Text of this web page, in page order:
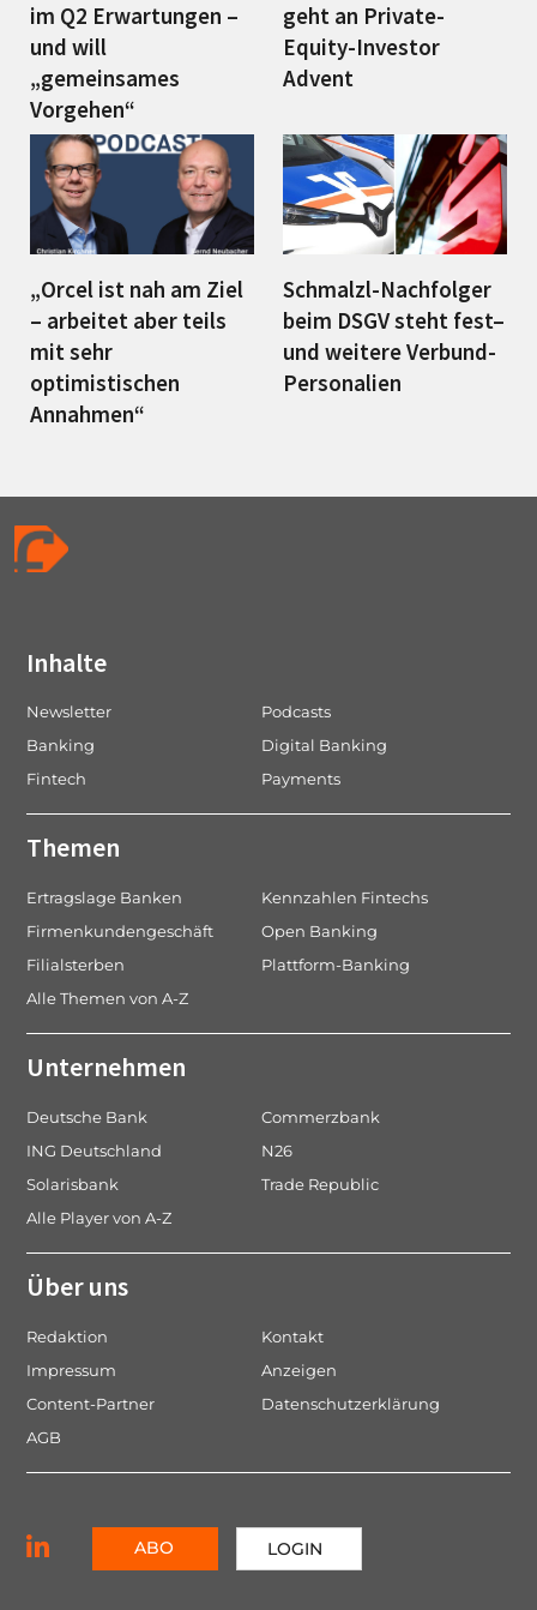
im Q2 Erwartungen –
und will
„gemeinsames
Vorgehen“
geht an Private-
Equity-Investor
Advent
„Orcel ist nah am Ziel
– arbeitet aber teils
mit sehr
optimistischen
Annahmen“
Schmalzl-Nachfolger
beim DSGV steht fest–
und weitere Verbund-
Personalien
Inhalte
Newsletter
Podcasts
Banking
Digital Banking
Fintech
Payments
Themen
Ertragslage Banken
Kennzahlen Fintechs
Firmenkundengeschäft
Open Banking
Filialsterben
Plattform-Banking
Alle Themen von A-Z
Unternehmen
Deutsche Bank
Commerzbank
ING Deutschland
N26
Solarisbank
Trade Republic
Alle Player von A-Z
Über uns
Redaktion
Kontakt
Impressum
Anzeigen
Content-Partner
Datenschutzerklärung
AGB
ABO LOGIN